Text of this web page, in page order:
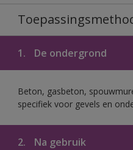
1. De ondergrond
Beton, gasbeton,
specifiek voor gevels en
2. Na gebruik